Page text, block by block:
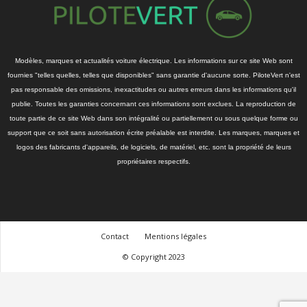
Modèles, marques et actualités voiture électrique. Les informations sur ce site Web sont
fournies "telles quelles, telles que disponibles" sans garantie d'aucune sorte. PiloteVert n'est
pas responsable des omissions, inexactitudes ou autres erreurs dans les informations qu'il
publie. Toutes les garanties concernant ces informations sont exclues. La reproduction de
toute partie de ce site Web dans son intégralité ou partiellement ou sous quelque forme ou
support que ce soit sans autorisation écrite préalable est interdite. Les marques, marques et
logos des fabricants d'appareils, de logiciels, de matériel, etc. sont la propriété de leurs
propriétaires respectifs.
Contact
Mentions légales
© Copyright 2023